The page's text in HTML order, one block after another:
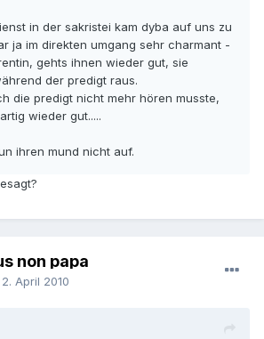
in der sakristei kam dyba auf uns zu
ja im direkten umgang sehr charmant -
gehts ihnen wieder gut, sie
der predigt raus.
die predigt nicht mehr hören musste,
wieder gut.....
ihren mund nicht auf.
non papa
2. April 2010